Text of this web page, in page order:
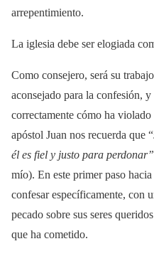
arrepentimiento.
La iglesia debe ser elogiada
Como consejero, será su
aconsejado para la confesión,
correctamente cómo ha
apóstol Juan nos recuerda que “
él es fiel y justo para perdonar”
mío). En este primer paso
confesar específicamente, con
pecado sobre sus seres
que ha cometido.